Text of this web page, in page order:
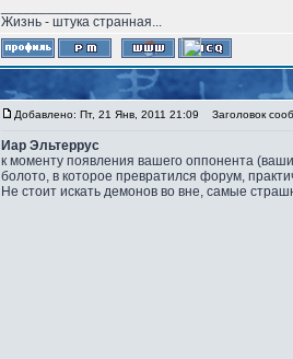
Жизнь - штука странная...
Добавлено: Пт, 21 Янв, 2011 21:09 Заголовок
Иар Эльтеррус
к моменту появления вашего оппонента
болото, в которое превратился форум,
Не стоит искать демонов во вне, самые